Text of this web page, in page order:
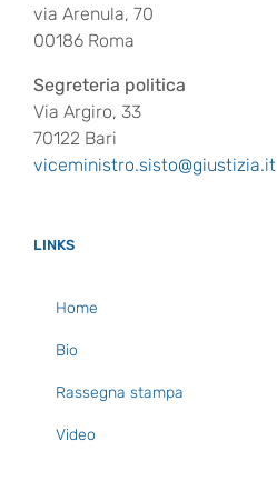
via Arenula, 70
00186 Roma
Segreteria politica
Via Argiro, 33
70122 Bari
viceministro.sisto@giustizia.it
LINKS
Home
Bio
Rassegna stampa
Video